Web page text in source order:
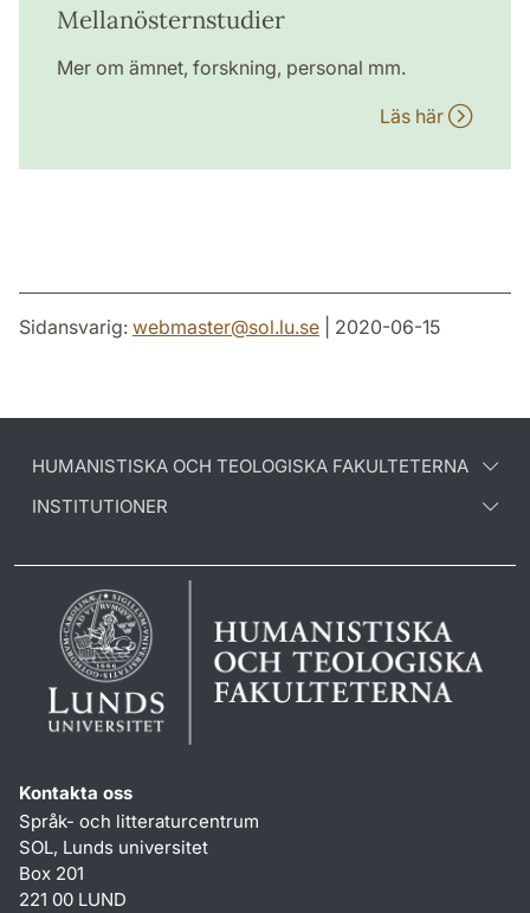
Mellanösternstudier
Mer om ämnet, forskning, personal mm.
Läs här
Sidansvarig: webmaster@sol.lu.se | 2020-06-15
HUMANISTISKA OCH TEOLOGISKA FAKULTETERNA
INSTITUTIONER
Kontakta oss
Språk- och litteraturcentrum
SOL, Lunds universitet
Box 201
221 00 LUND